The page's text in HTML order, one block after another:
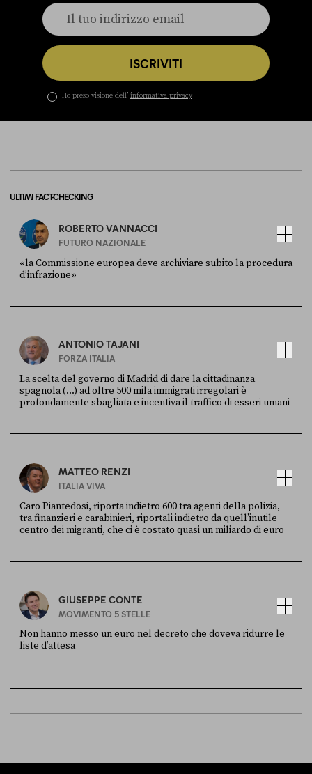
ISCRIVITI
Ho preso visione dell’ informativa privacy
ULTIMI FACT-CHECKING
ROBERTO VANNACCI
FUTURO NAZIONALE
«la Commissione europea deve archiviare subito la procedura
d’infrazione»
ANTONIO TAJANI
FORZA ITALIA
La scelta del governo di Madrid di dare la cittadinanza
spagnola (...) ad oltre 500 mila immigrati irregolari è
profondamente sbagliata e incentiva il traffico di esseri umani
MATTEO RENZI
ITALIA VIVA
Caro Piantedosi, riporta indietro 600 tra agenti della polizia,
tra finanzieri e carabinieri, riportali indietro da quell’inutile
centro dei migranti, che ci è costato quasi un miliardo di euro
GIUSEPPE CONTE
MOVIMENTO 5 STELLE
Non hanno messo un euro nel decreto che doveva ridurre le
liste d’attesa